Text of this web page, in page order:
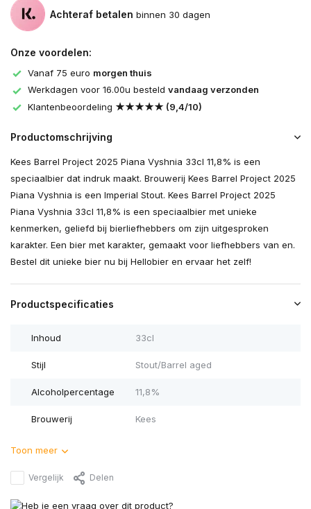
Achteraf betalen binnen 30 dagen
Onze voordelen:
Vanaf 75 euro morgen thuis
Werkdagen voor 16.00u besteld vandaag verzonden
Klantenbeoordeling ★★★★★ (9,4/10)
Productomschrijving
Kees Barrel Project 2025 Piana Vyshnia 33cl 11,8% is een
speciaalbier dat indruk maakt. Brouwerij Kees Barrel Project 2025
Piana Vyshnia is een Imperial Stout. Kees Barrel Project 2025
Piana Vyshnia 33cl 11,8% is een speciaalbier met unieke
kenmerken, geliefd bij bierliefhebbers om zijn uitgesproken
karakter. Een bier met karakter, gemaakt voor liefhebbers van en.
Bestel dit unieke bier nu bij Hellobier en ervaar het zelf!
Productspecificaties
Inhoud 33cl
Stijl Stout/Barrel aged
Alcoholpercentage 11,8%
Brouwerij Kees
Toon meer
Vergelijk Delen